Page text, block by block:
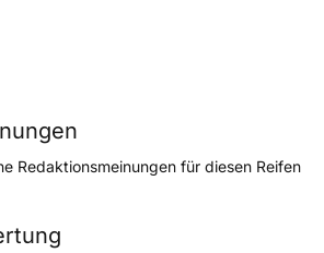
300 km/h
Redaktionsmeinungen für diesen Reifen